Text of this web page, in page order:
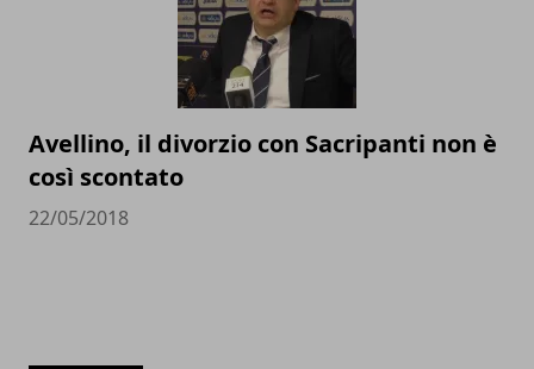
Avellino, il divorzio con Sacripanti non è
così scontato
22/05/2018